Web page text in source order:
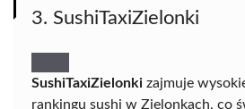
3. SushiTaxiZielonki
SushiTaxiZielonki zajmuje
rankingu sushi w Zielonkach, co